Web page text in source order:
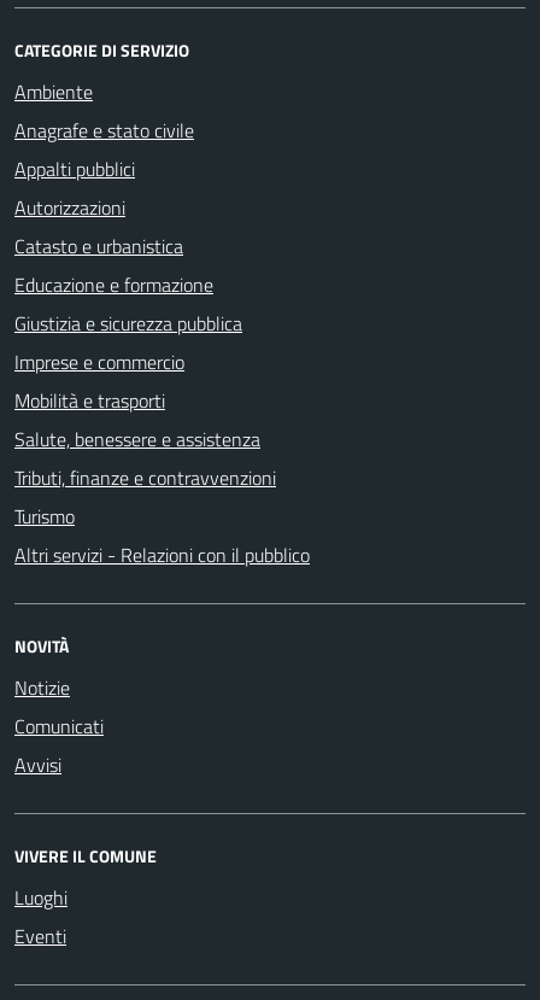
CATEGORIE DI SERVIZIO
Ambiente
Anagrafe e stato civile
Appalti pubblici
Autorizzazioni
Catasto e urbanistica
Educazione e formazione
Giustizia e sicurezza pubblica
Imprese e commercio
Mobilità e trasporti
Salute, benessere e assistenza
Tributi, finanze e contravvenzioni
Turismo
Altri servizi - Relazioni con il pubblico
NOVITÀ
Notizie
Comunicati
Avvisi
VIVERE IL COMUNE
Luoghi
Eventi